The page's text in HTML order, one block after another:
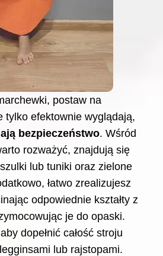
postaw na
tylko efektownie wyglądają,
bezpieczeństwo. Wśród
rozważyć, znajdują się
lub tuniki oraz zielone
łatwo zrealizujesz
odpowiednie kształty z
je do opaski.
dopełnić całość stroju
lub rajstopami.